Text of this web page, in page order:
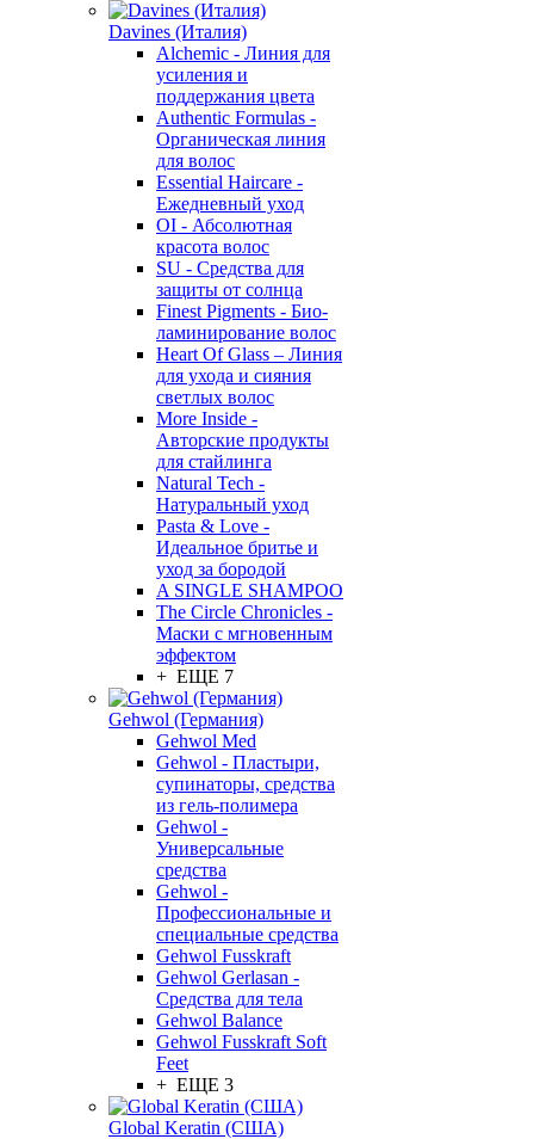
Davines (Италия)
Alchemic - Линия для
усиления и
поддержания цвета
Authentic Formulas -
Органическая линия
для волос
Essential Haircare -
Eжедневный уход
OI - Абсолютная
красота волос
SU - Средства для
защиты от солнца
Finest Pigments - Био-
ламинирование волос
Heart Of Glass – Линия
для ухода и сияния
светлых волос
More Inside -
Авторские продукты
для стайлинга
Natural Tech -
Натуральный уход
Pasta & Love -
Идеальное бритье и
уход за бородой
A SINGLE SHAMPOO
The Circle Chronicles -
Маски с мгновенным
эффектом
+ ЕЩЕ 7
Gehwol (Германия)
Gehwol Med
Gehwol - Пластыри,
супинаторы, средства
из гель-полимера
Gehwol -
Универсальные
средства
Gehwol -
Профессиональные и
специальные средства
Gehwol Fusskraft
Gehwol Gerlasan -
Средства для тела
Gehwol Balance
Gehwol Fusskraft Soft
Feet
+ ЕЩЕ 3
Global Keratin (США)